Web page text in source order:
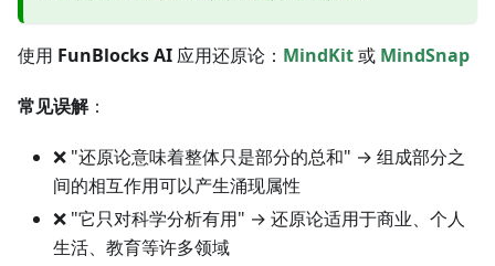
使用 FunBlocks AI 应用还原论： MindKit或 MindSnap
常见误解：
❌ "还原论意味着整体只是部分的总和" → 组成部分之
间的相互作用可以产生涌现属性
❌ "它只对科学分析有用" → 还原论适用于商业、个人
生活、教育等许多领域